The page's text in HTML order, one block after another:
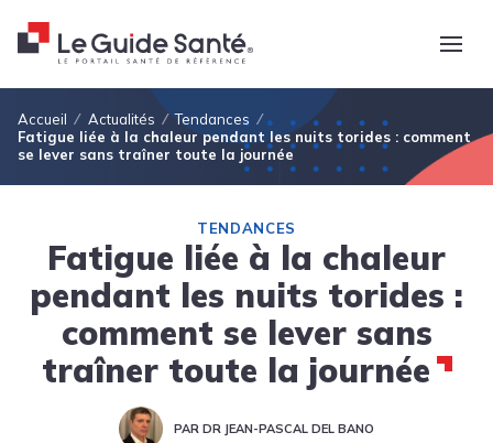
Fil d'Ariane
Accueil Actualités
Tendances
Fatigue liée à la chaleur pendant les nuits torides : comment
se lever sans traîner toute la journée
TENDANCES
Fatigue liée à la chaleur
pendant les nuits torides :
comment se lever sans
traîner toute la journée
PAR DR JEAN-PASCAL DEL BANO